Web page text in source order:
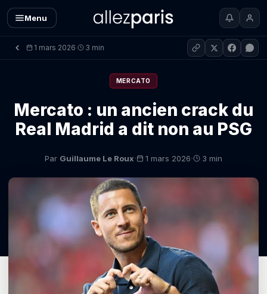
Menu
1 mars 2026· 3 min
MERCATO
Mercato : un ancien crack du
Real Madrid a dit non au PSG
Par Guillaume Le Roux· 1 mars 2026· 3 min